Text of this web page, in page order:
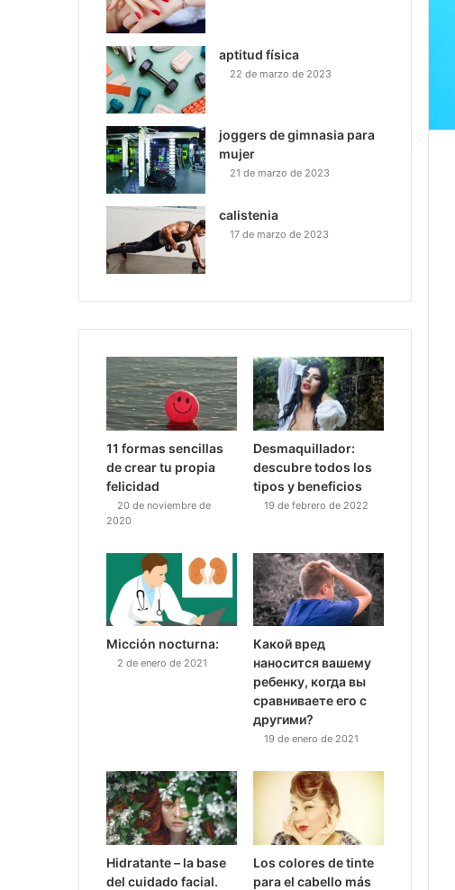
aptitud física
22 de marzo de 2023
joggers de gimnasia para
mujer
21 de marzo de 2023
calistenia
17 de marzo de 2023
11 formas sencillas
de crear tu propia
felicidad
20 de noviembre de
2020
Desmaquillador:
descubre todos los
tipos y beneficios
19 de febrero de 2022
Micción nocturna:
2 de enero de 2021
Какой вред
наносится вашему
ребенку, когда вы
сравниваете его с
другими?
19 de enero de 2021
Hidratante – la base
del cuidado facial.
Los colores de tinte
para el cabello más